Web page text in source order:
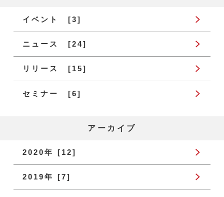
イベント [3]
ニュース [24]
リリース [15]
セミナー [6]
アーカイブ
2020年 [12]
2019年 [7]